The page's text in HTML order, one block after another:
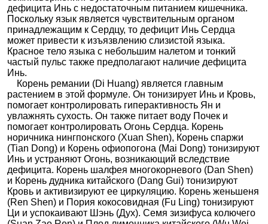
дефицита Инь с недостаточным питанием кишечника.
Поскольку язык является чувствительным органом
принадлежащим к Сердцу, то дефицит Инь Сердца
может привести к изъязвлению слизистой языка.
Красное тело языка с небольшим налетом и тонкий
частый пульс также предполагают наличие дефицита
Инь.
Корень ремании (Di Huang) является главным
растением в этой формуле. Он тонизирует Инь и Кровь,
помогает контролировать гиперактивность Ян и
увлажнять сухость. Он также питает воду Почек и
помогает контролировать Огонь Сердца. Корень
норичника нингпонского (Xuan Shen), Корень спаржи
(Tian Dong) и Корень офиопогона (Mai Dong) тонизируют
Инь и устраняют Огонь, возникающий вследствие
дефицита. Корень шалфея многокорневого (Dan Shen)
и Корень дудника китайского (Dang Gui) тонизируют
Кровь и активизируют ее циркуляцию. Корень женьшеня
(Ren Shen) и Пория кокосовидная (Fu Ling) тонизируют
Ци и успокаивают Шэнь (Дух). Семя зизифуса колючего